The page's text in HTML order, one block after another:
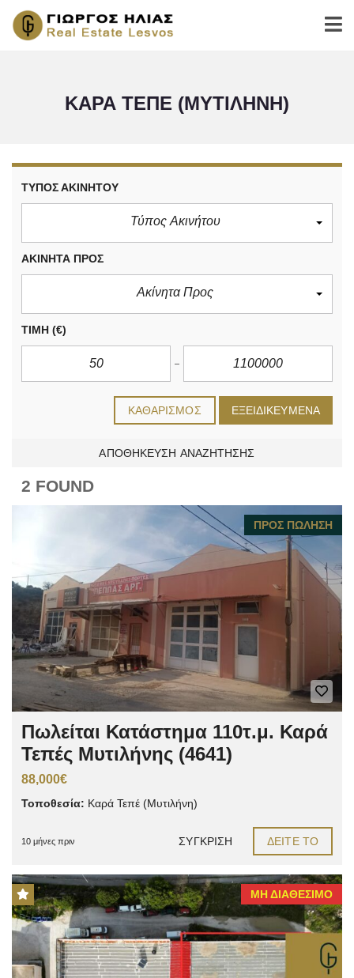
ΚΑΡΆ ΤΕΠΈ (ΜΥΤΙΛΉΝΗ)
ΤΎΠΟΣ ΑΚΙΝΉΤΟΥ
Τύπος Ακινήτου
ΑΚΊΝΗΤΑ ΠΡΟΣ
Ακίνητα Προς
ΤΙΜΉ (€)
ΚΑΘΑΡΙΣΜΌΣ ΕΞΕΙΔΙΚΕΥΜΈΝΑ
ΑΠΟΘΉΚΕΥΣΗ ΑΝΑΖΉΤΗΣΗΣ
2 FOUND
ΠΡΟΣ ΠΏΛΗΣΗ
Πωλείται Κατάστημα 110τ.μ. Καρά
Τεπές Μυτιλήνης (4641)
88,000€
Τοποθεσία: Καρά Τεπέ (Μυτιλήνη)
10 μήνες πριν ΣΎΓΚΡΙΣΗ ΔΕΊΤΕ ΤΟ
ΜΗ ΔΙΑΘΈΣΙΜΟ